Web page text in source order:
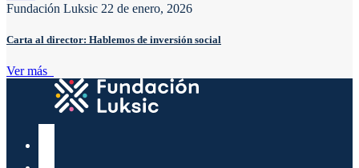
Fundación Luksic 22 de enero, 2026
Carta al director: Hablemos de inversión social
Ver más